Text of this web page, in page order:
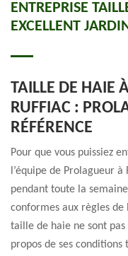
ENTREPRISE
EXCELLENT
TAILLE DE HAIE
RUFFIAC :
RÉFÉRENCE
Pour que vous puissiez
l’équipe de Prolagueur
pendant toute la
conformes aux règles de
taille de haie ne sont pas
propos de ses